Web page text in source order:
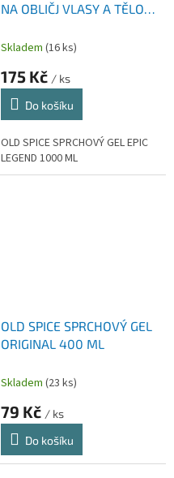
NA OBLIČJ VLASY A TĚLO
Skladem (16 ks)
175 Kč / ks
Do košíku
OLD SPICE SPRCHOVÝ GEL EPIC
LEGEND 1000 ML
OLD SPICE SPRCHOVÝ GEL
ORIGINAL 400 ML
Skladem (23 ks)
79 Kč / ks
Do košíku